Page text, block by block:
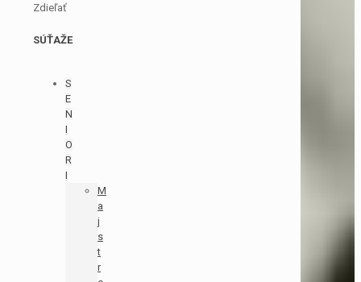
Zdieľať
SÚŤAŽE
S
E
N
I
O
R
I
M
a
j
s
t
r